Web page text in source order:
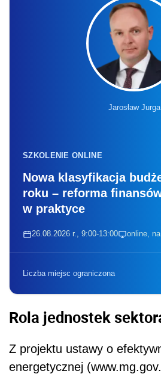
Jarosław Jurga
SZKOLENIE ONLINE
Nowa klasyfikacja
roku – reforma
w praktyce
26.08.2026 r., 9:00-13:00 online,
Liczba miejsc ograniczona
Rola jednostek
Z projektu ustawy o
energetycznej